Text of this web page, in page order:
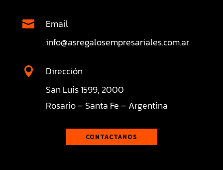

Email
info@asregalosempresariales.com.ar

Dirección
San Luis 1599, 2000
Rosario – Santa Fe – Argentina
CONTACTANOS